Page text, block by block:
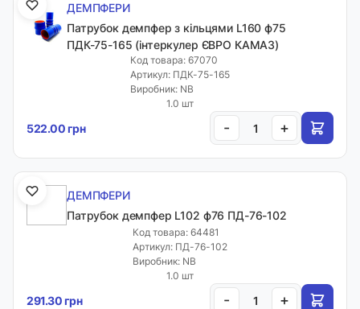
ДЕМПФЕРИ
Патрубок демпфер з кільцями L160 ф75
ПДК-75-165 (інтеркулер ЄВРО КАМАЗ)
Код товара: 67070
Артикул: ПДК-75-165
Виробник: NB
1.0 шт
522.00 грн - +
ДЕМПФЕРИ
Патрубок демпфер L102 ф76 ПД-76-102
Код товара: 64481
Артикул: ПД-76-102
Виробник: NB
1.0 шт
291.30 грн - +